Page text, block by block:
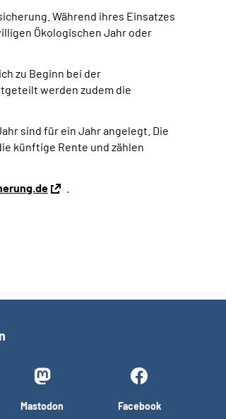
Während ihres Einsatzes
Ökologischen Jahr oder
zu Beginn bei der
werden zudem die
sind für ein Jahr angelegt. Die
künftige Rente und zählen
Mastodon Facebook